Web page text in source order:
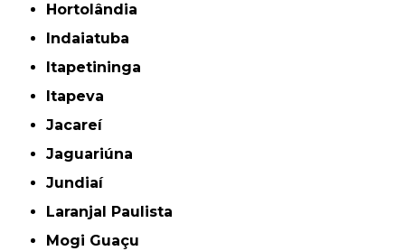
Hortolândia
Indaiatuba
Itapetininga
Itapeva
Jacareí
Jaguariúna
Jundiaí
Laranjal Paulista
Mogi Guaçu